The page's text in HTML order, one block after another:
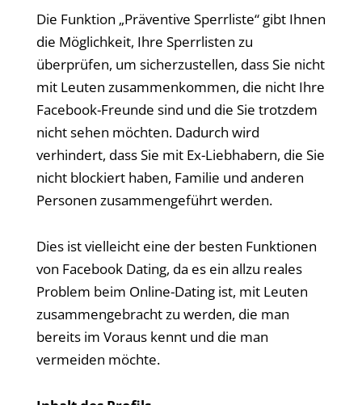
Die Funktion „Präventive Sperrliste“ gibt Ihnen
die Möglichkeit, Ihre Sperrlisten zu
überprüfen, um sicherzustellen, dass Sie nicht
mit Leuten zusammenkommen, die nicht Ihre
Facebook-Freunde sind und die Sie trotzdem
nicht sehen möchten. Dadurch wird
verhindert, dass Sie mit Ex-Liebhabern, die Sie
nicht blockiert haben, Familie und anderen
Personen zusammengeführt werden.
Dies ist vielleicht eine der besten Funktionen
von Facebook Dating, da es ein allzu reales
Problem beim Online-Dating ist, mit Leuten
zusammengebracht zu werden, die man
bereits im Voraus kennt und die man
vermeiden möchte.